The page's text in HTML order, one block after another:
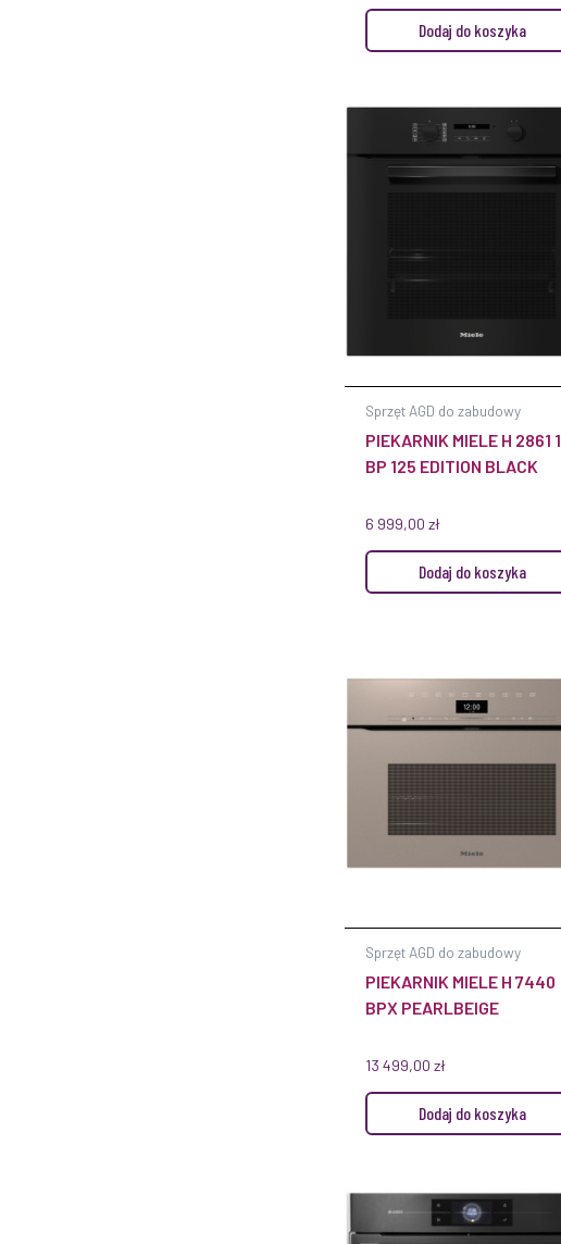
Dodaj do koszyka
Sprzęt AGD do zabudowy
PIEKARNIK MIELE H 2861 1
BP 125 EDITION BLACK
6 999,00zł
Dodaj do koszyka
Sprzęt AGD do zabudowy
PIEKARNIK MIELE H 7440
BPX PEARLBEIGE
13 499,00zł
Dodaj do koszyka